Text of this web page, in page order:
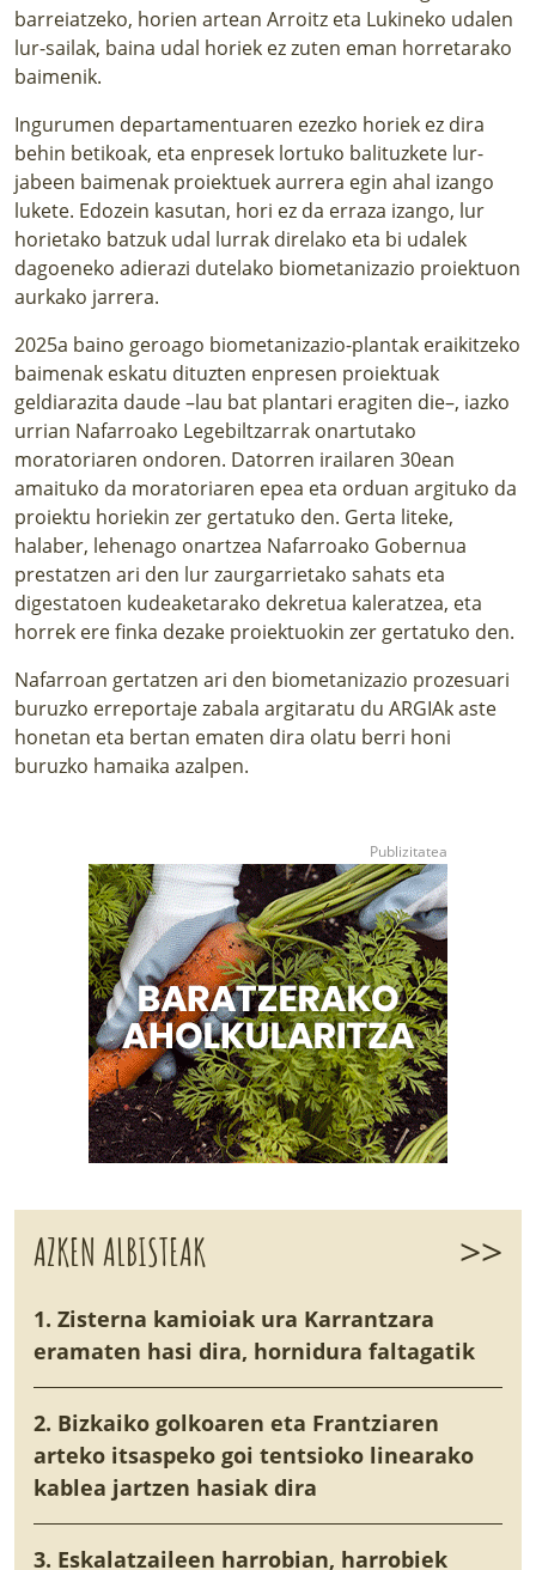
barreiatzeko, horien artean Arroitz eta Lukineko udalen
lur-sailak, baina udal horiek ez zuten eman horretarako
baimenik.
Ingurumen departamentuaren ezezko horiek ez dira
behin betikoak, eta enpresek lortuko balituzkete lur-
jabeen baimenak proiektuek aurrera egin ahal izango
lukete. Edozein kasutan, hori ez da erraza izango, lur
horietako batzuk udal lurrak direlako eta bi udalek
dagoeneko adierazi dutelako biometanizazio proiektuon
aurkako jarrera.
2025a baino geroago biometanizazio-plantak eraikitzeko
baimenak eskatu dituzten enpresen proiektuak
geldiarazita daude –lau bat plantari eragiten die–, iazko
urrian Nafarroako Legebiltzarrak onartutako
moratoriaren ondoren. Datorren irailaren 30ean
amaituko da moratoriaren epea eta orduan argituko da
proiektu horiekin zer gertatuko den. Gerta liteke,
halaber, lehenago onartzea Nafarroako Gobernua
prestatzen ari den lur zaurgarrietako sahats eta
digestatoen kudeaketarako dekretua kaleratzea, eta
horrek ere finka dezake proiektuokin zer gertatuko den.
Nafarroan gertatzen ari den biometanizazio prozesuari
buruzko erreportaje zabala argitaratu du ARGIAk aste
honetan eta bertan ematen dira olatu berri honi
buruzko hamaika azalpen.
AZKEN ALBISTEAK >>
1. Zisterna kamioiak ura Karrantzara
eramaten hasi dira, hornidura faltagatik
2. Bizkaiko golkoaren eta Frantziaren
arteko itsaspeko goi tentsioko linearako
kablea jartzen hasiak dira
3. Eskalatzaileen harrobian, harrobiek